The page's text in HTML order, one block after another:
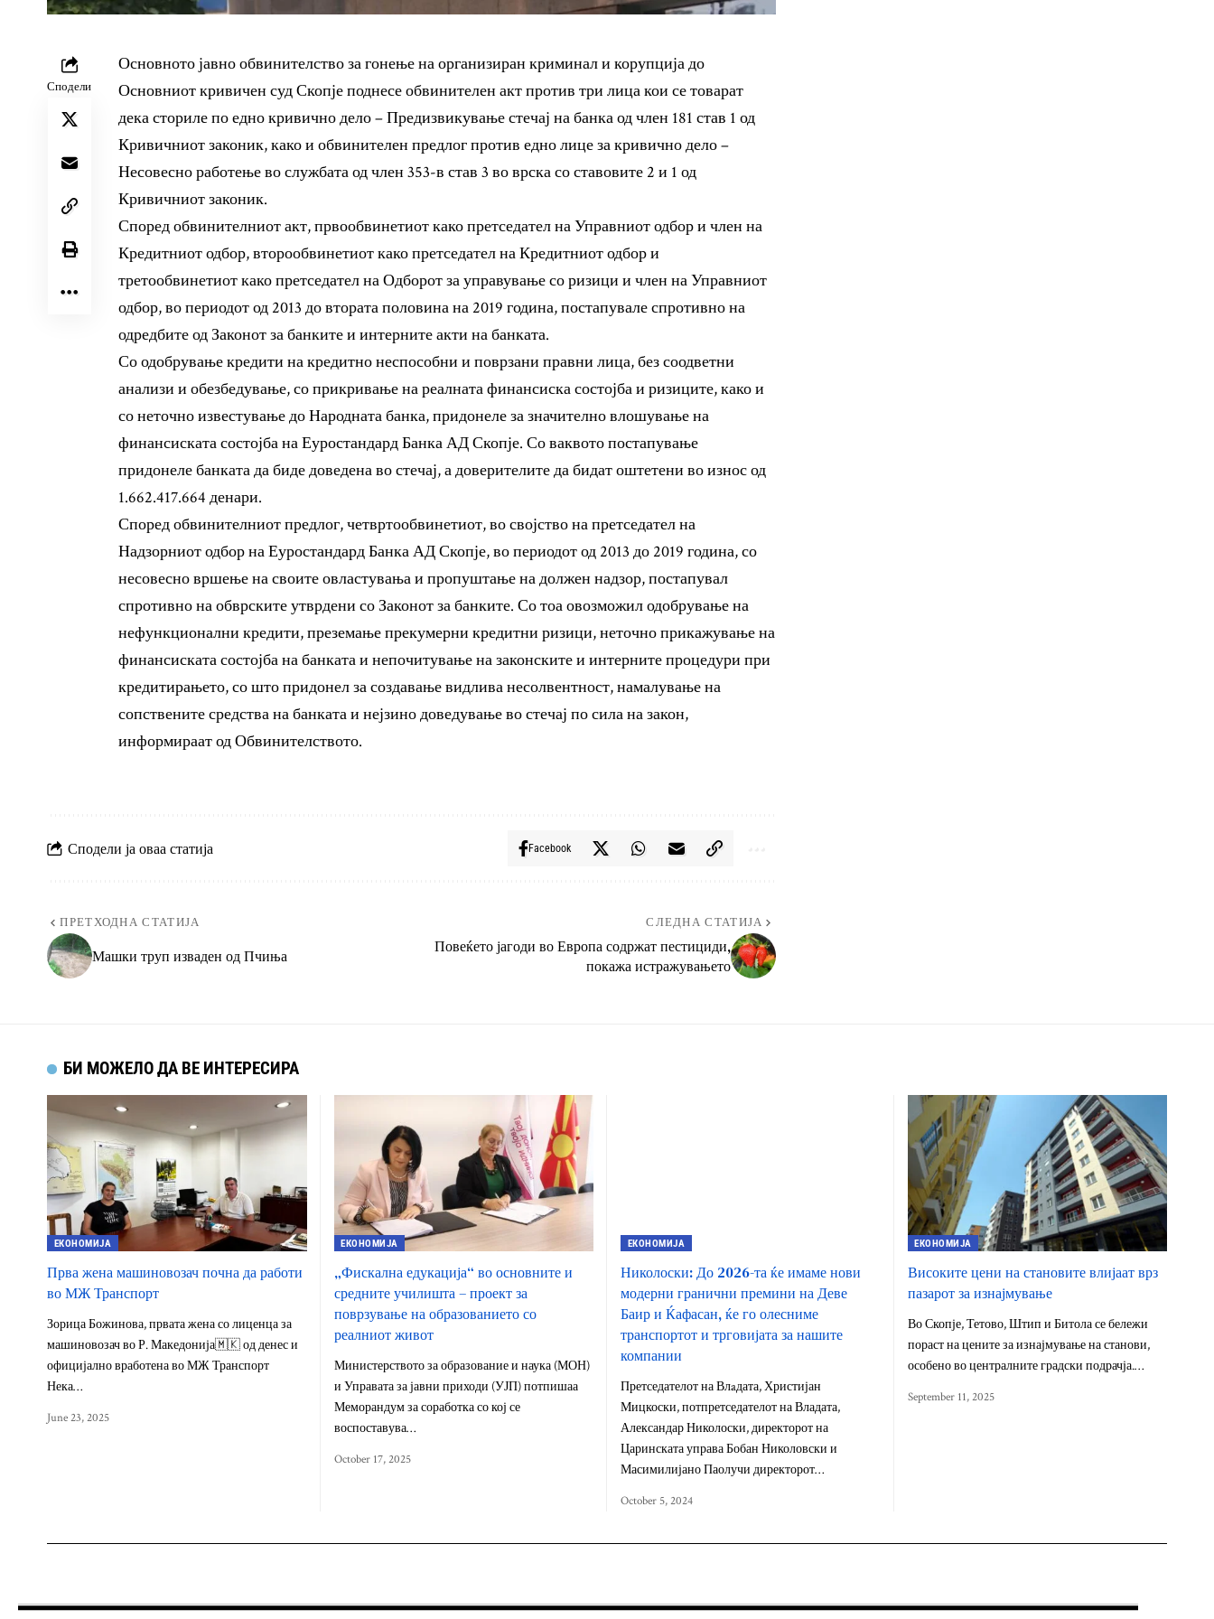
Сподели
Основното јавно обвинителство за гонење на организиран криминал и корупција до
Основниот кривичен суд Скопје поднесе обвинителен акт против три лица кои се товарат
дека сториле по едно кривично дело – Предизвикување стечај на банка од член 181 став 1 од
Кривичниот законик, како и обвинителен предлог против едно лице за кривично дело –
Несовесно работење во службата од член 353-в став 3 во врска со ставовите 2 и 1 од
Кривичниот законик.
Според обвинителниот акт, првообвинетиот како претседател на Управниот одбор и член на
Кредитниот одбор, второобвинетиот како претседател на Кредитниот одбор и
третообвинетиот како претседател на Одборот за управување со ризици и член на Управниот
одбор, во периодот од 2013 до втората половина на 2019 година, постапувале спротивно на
одредбите од Законот за банките и интерните акти на банката.
Со одобрување кредити на кредитно неспособни и поврзани правни лица, без соодветни
анализи и обезбедување, со прикривање на реалната финансиска состојба и ризиците, како и
со неточно известување до Народната банка, придонеле за значително влошување на
финансиската состојба на Еуростандард Банка АД Скопје. Со ваквото постапување
придонеле банката да биде доведена во стечај, а доверителите да бидат оштетени во износ од
1.662.417.664 денари.
Според обвинителниот предлог, четвртообвинетиот, во својство на претседател на
Надзорниот одбор на Еуростандард Банка АД Скопје, во периодот од 2013 до 2019 година, со
несовесно вршење на своите овластувања и пропуштање на должен надзор, постапувал
спротивно на обврските утврдени со Законот за банките. Со тоа овозможил одобрување на
нефункционални кредити, преземање прекумерни кредитни ризици, неточно прикажување на
финансиската состојба на банката и непочитување на законските и интерните процедури при
кредитирањето, со што придонел за создавање видлива несолвентност, намалување на
сопствените средства на банката и нејзино доведување во стечај по сила на закон,
информираат од Обвинителството.
Сподели ја оваа статија Facebook
ПРЕТХОДНА СТАТИЈА
Машки труп изваден од Пчиња
СЛЕДНА СТАТИЈА
Повеќето јагоди во Европа содржат пестициди,
покажа истражувањето
БИ МОЖЕЛО ДА ВЕ ИНТЕРЕСИРА
ЕКОНОМИЈА
Прва жена машиновозач почна да работи
во МЖ Транспорт
Зорица Божинова, првата жена со лиценца за
машиновозач во Р. Македонија🇲🇰 од денес и
официјално вработена во МЖ Транспорт
Нека…
June 23, 2025
ЕКОНОМИЈА
„Фискална едукација“ во основните и
средните училишта – проект за
поврзување на образованието со
реалниот живот
Министерството за образование и наука (МОН)
и Управата за јавни приходи (УЈП) потпишаа
Меморандум за соработка со кој се
воспоставува…
October 17, 2025
ЕКОНОМИЈА
Николоски: До 2026-та ќе имаме нови
модерни гранични премини на Деве
Баир и Ќафасан, ќе го олесниме
транспортот и трговијата за нашите
компании
Претседателот на Влaдата, Христијан
Мицкоски, потпретседателот на Владата,
Александар Николоски, директорот на
Царинската управа Бобан Николовски и
Масимилијано Паолучи директорот…
October 5, 2024
ЕКОНОМИЈА
Високите цени на становите влијаат врз
пазарот за изнајмување
Во Скопје, Тетово, Штип и Битола се бележи
пораст на цените за изнајмување на станови,
особено во централните градски подрачја.…
September 11, 2025